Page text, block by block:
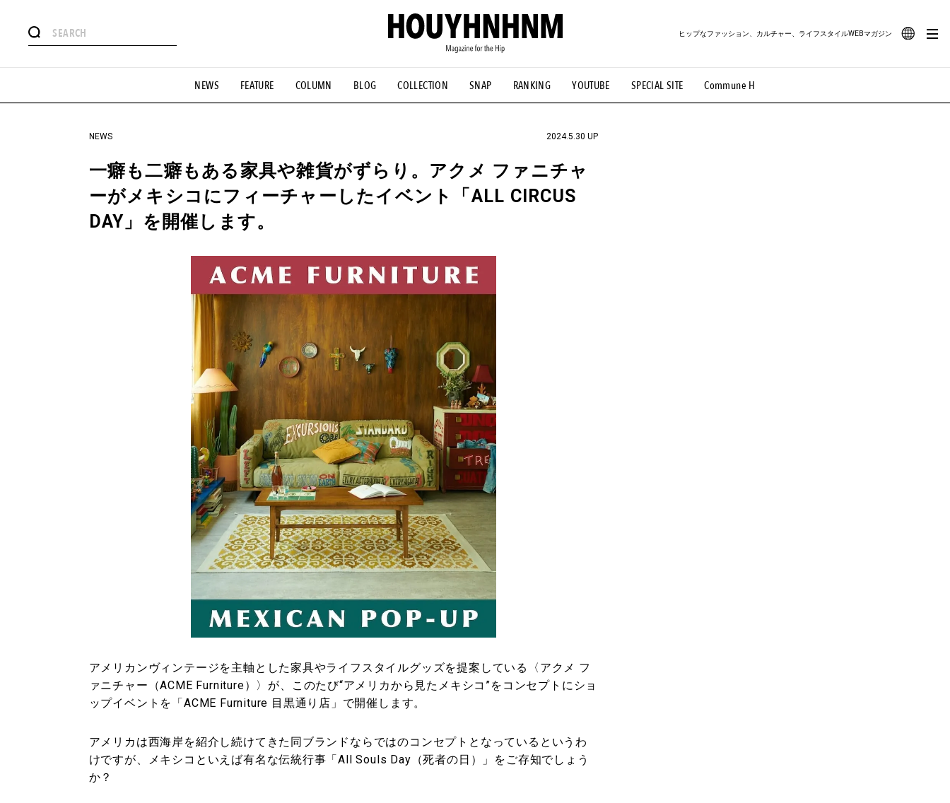
NEWS FEATURE COLUMN BLOG COLLECTION SNAP RANKING YOUTUBE SPECIAL SITE Commune H
ヒップなファッション、カルチャー、ライフスタイルWEBマガジン
#憧れの逸品 #ESSENTIAL DESIGNS #古着サミット #NEW VINTAGE #マイナーグッド図鑑 #路地裏てぃーん。 #MONTHLY JOURNAL
#GH 銘品の所以 #フイナムのYouTube #Commune H #FOCUS IT #AH.H #ととけん #FASHION #MUSIC #MOVIE #LIFESTYLE #SNEAKER #OUTDOOR
#HANDSOME HANDBOOK
NEWS 2024.5.30 UP
一癖も二癖もある家具や雑貨がずらり。アクメ ファニチャ
ーがメキシコにフィーチャーしたイベント「ALL CIRCUS
DAY」を開催します。
アメリカンヴィンテージを主軸とした家具やライフスタイルグッズを提案している〈アクメ フ
ァニチャー（ACME Furniture）〉が、このたび“アメリカから見たメキシコ”をコンセプトにショ
ップイベントを「ACME Furniture 目黒通り店」で開催します。
アメリカは西海岸を紹介し続けてきた同ブランドならではのコンセプトとなっているというわ
けですが、メキシコといえば有名な伝統行事「All Souls Day（死者の日）」をご存知でしょう
か？